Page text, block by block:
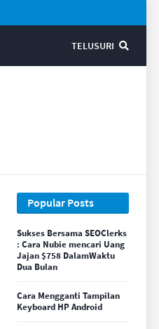
TELUSURI
Popular Posts
Sukses Bersama SEOClerks
: Cara Nubie mencari Uang
Jajan $758 DalamWaktu
Dua Bulan
Cara Mengganti Tampilan
Keyboard HP Android